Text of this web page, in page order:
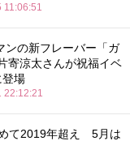
11:06:51
ンの新フレーバー「ガ
涼太さんが祝福イベ
登場
22:12:21
て2019年超え 5月は